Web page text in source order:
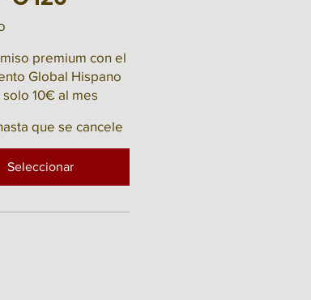
premium con el
Global Hispano
solo 10€ al mes
que se cancele
Seleccionar